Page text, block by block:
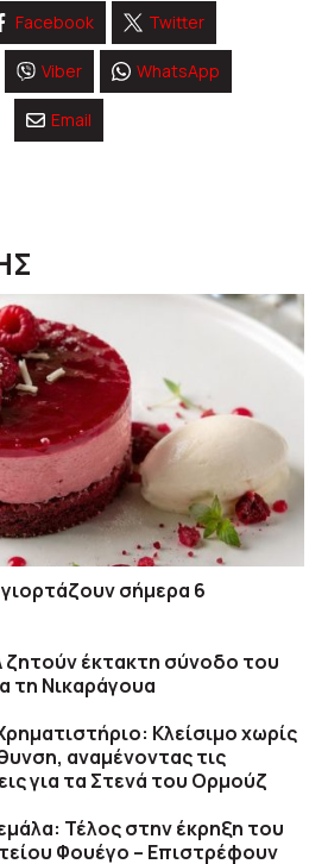
Facebook Twitter
Viber WhatsApp
Email
σήμερα 6
ζητούν έκτακτη σύνοδο του
τη Νικαράγουα
Κλείσιμο χωρίς
αναμένοντας τις
για τα Στενά του Ορμούζ
Τέλος στην έκρηξη του
Φουέγο – Επιστρέφουν